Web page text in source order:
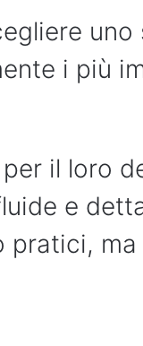
i più
il loro
e
pratici, ma